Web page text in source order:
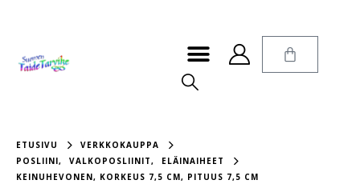
ETUSIVU
VERKKOKAUPPA
POSLIINI, VALKOPOSLIINIT,
ELÄINAIHEET
KEINUHEVONEN, KORKEUS 7,5 CM, PITUUS 7,5 CM